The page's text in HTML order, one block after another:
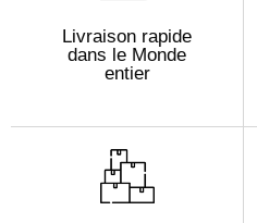
Livraison rapide
dans le Monde
entier